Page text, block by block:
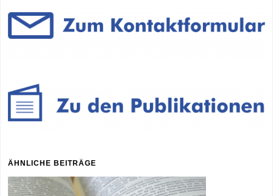
ÄHNLICHE BEITRÄGE